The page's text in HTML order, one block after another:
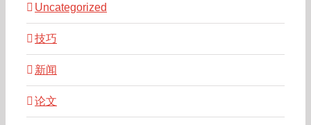
Uncategorized
技巧
新闻
论文